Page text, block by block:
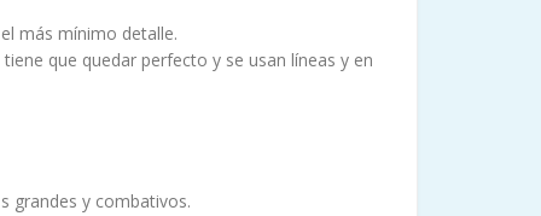
más mínimo detalle.
que quedar perfecto y se usan líneas y en
grandes y combativos.